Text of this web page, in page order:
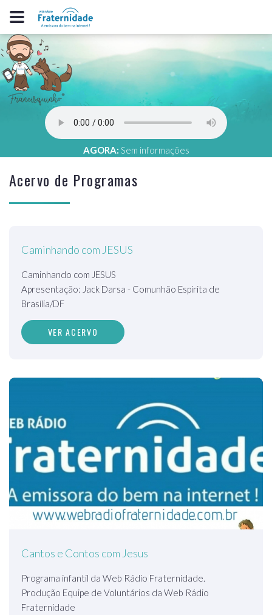
AGORA: Sem informações
Acervo de Programas
Caminhando com JESUS
Caminhando com JESUS
Apresentação: Jack Darsa - Comunhão Espírita de
Brasília/DF
VER ACERVO
Cantos e Contos com Jesus
Programa infantil da Web Rádio Fraternidade.
Produção Equipe de Voluntários da Web Rádio
Fraternidade